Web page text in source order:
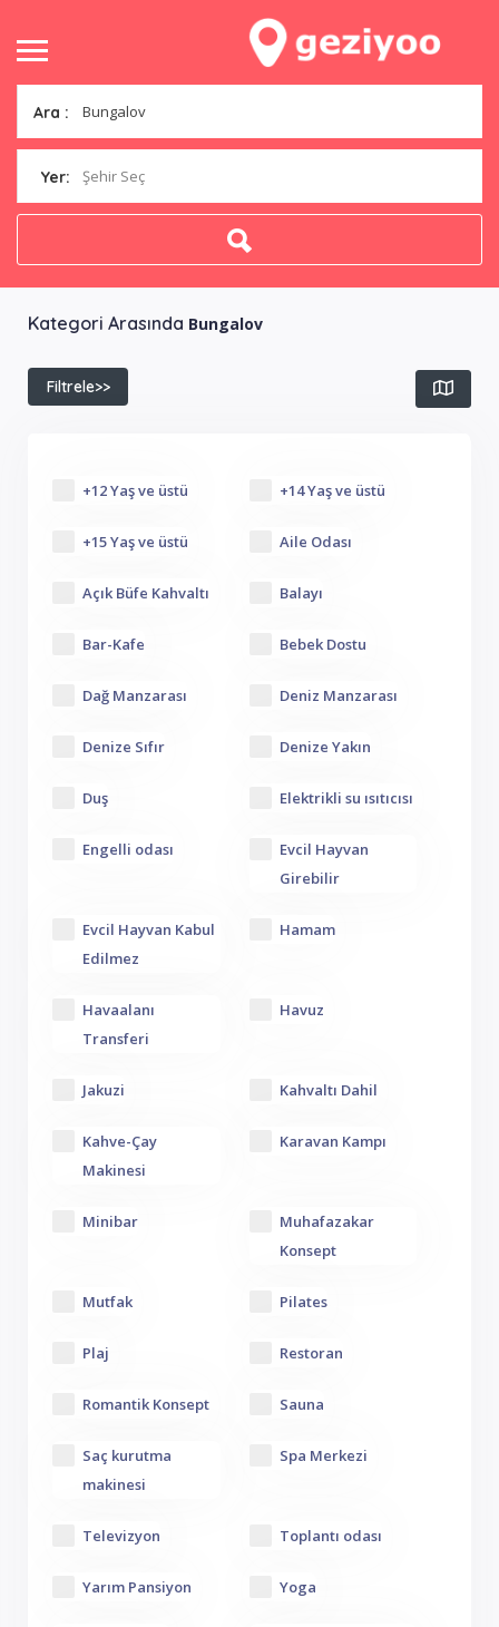
Ara :
Yer: Şehir Seç
Kategori Arasında Bungalov
Filtrele>>
+12 Yaş ve üstü +14 Yaş ve üstü
+15 Yaş ve üstü Aile Odası
Açık Büfe Kahvaltı Balayı
Bar-Kafe Bebek Dostu
Dağ Manzarası Deniz Manzarası
Denize Sıfır Denize Yakın
Duş Elektrikli su ısıtıcısı
Engelli odası
Evcil Hayvan
Girebilir
Evcil Hayvan Kabul
Edilmez
Hamam
Havaalanı
Transferi
Havuz
Jakuzi Kahvaltı Dahil
Kahve-Çay
Makinesi
Karavan Kampı
Minibar
Muhafazakar
Konsept
Mutfak Pilates
Plaj Restoran
Romantik Konsept Sauna
Saç kurutma
makinesi
Spa Merkezi
Televizyon Toplantı odası
Yarım Pansiyon Yoga